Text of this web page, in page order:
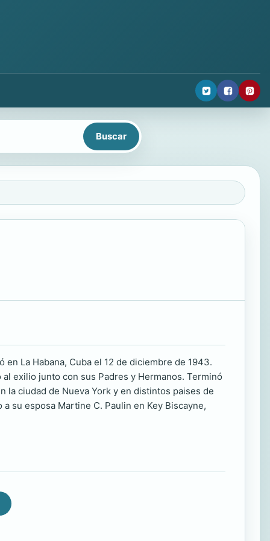
en La Habana, Cuba el 12 de diciembre de 1943.
exilio junto con sus Padres y Hermanos. Terminó
la ciudad de Nueva York y en distintos paises de
su esposa Martine C. Paulin en Key Biscayne,